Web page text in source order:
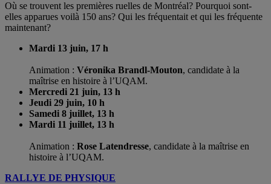
Où se trouvent les premières ruelles de Montréal? Pourquoi sont-
elles apparues voilà 150 ans? Qui les fréquentait et qui les fréquente
maintenant?
Mardi 13 juin, 17 h
Animation : Véronika Brandl-Mouton, candidate à la
maîtrise en histoire à l’UQAM.
Mercredi 21 juin, 13 h
Jeudi 29 juin, 10 h
Samedi 8 juillet, 13 h
Mardi 11 juillet, 13 h
Animation : Rose Latendresse, candidate à la maîtrise en
histoire à l’UQAM.
RALLYE DE PHYSIQUE